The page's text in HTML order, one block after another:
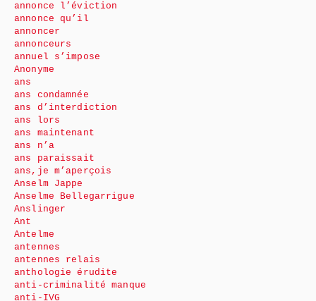
annonce l’éviction
annonce qu’il
annoncer
annonceurs
annuel s’impose
Anonyme
ans
ans condamnée
ans d’interdiction
ans lors
ans maintenant
ans n’a
ans paraissait
ans,je m’aperçois
Anselm Jappe
Anselme Bellegarrigue
Anslinger
Ant
Antelme
antennes
antennes relais
anthologie érudite
anti-criminalité manque
anti-IVG